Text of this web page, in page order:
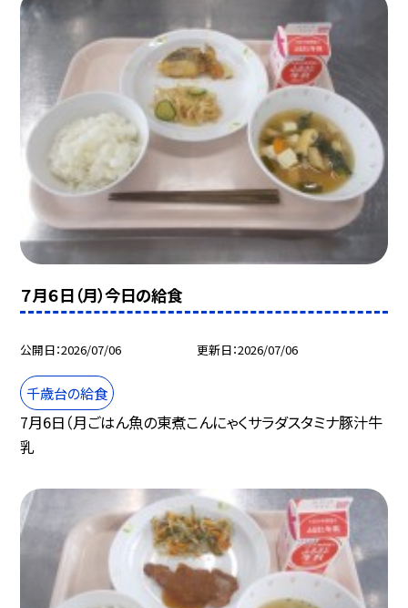
７月６日（月）今日の給食
公開日 2026/07/06 更新日 2026/07/06
千歳台の給食
7月6日（月ごはん魚の東煮こんにゃくサラダスタミナ豚汁牛
乳